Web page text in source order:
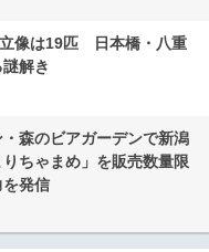
像は19匹 日本橋・八重
解き
森のビアガーデンで新潟
ちゃまめ」を販売数量限
発信